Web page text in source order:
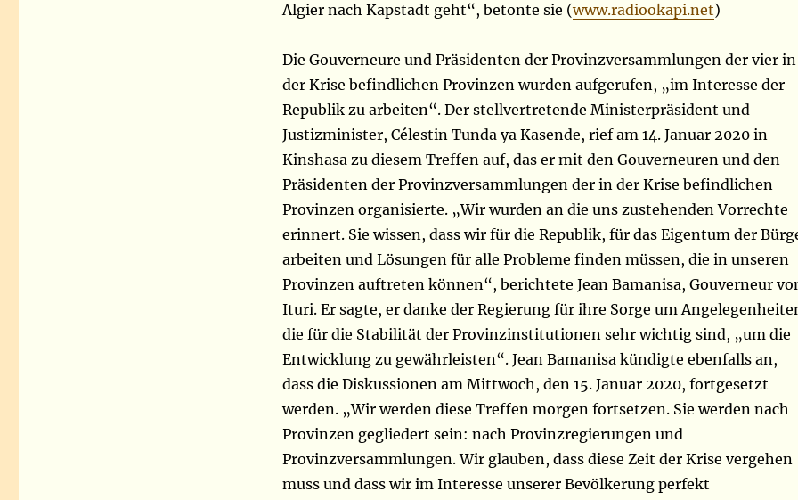
Algier nach Kapstadt geht“, betonte sie (www.radiookapi.net)
Die Gouverneure und Präsidenten der Provinzversammlungen der vier in
der Krise befindlichen Provinzen wurden aufgerufen, „im Interesse der
Republik zu arbeiten“. Der stellvertretende Ministerpräsident und
Justizminister, Célestin Tunda ya Kasende, rief am 14. Januar 2020 in
Kinshasa zu diesem Treffen auf, das er mit den Gouverneuren und den
Präsidenten der Provinzversammlungen der in der Krise befindlichen
Provinzen organisierte. „Wir wurden an die uns zustehenden Vorrechte
erinnert. Sie wissen, dass wir für die Republik, für das Eigentum der
arbeiten und Lösungen für alle Probleme finden müssen, die in unseren
Provinzen auftreten können“, berichtete Jean Bamanisa, Gouverneur
Ituri. Er sagte, er danke der Regierung für ihre Sorge um
die für die Stabilität der Provinzinstitutionen sehr wichtig sind, „um die
Entwicklung zu gewährleisten“. Jean Bamanisa kündigte ebenfalls an,
dass die Diskussionen am Mittwoch, den 15. Januar 2020, fortgesetzt
werden. „Wir werden diese Treffen morgen fortsetzen. Sie werden nach
Provinzen gegliedert sein: nach Provinzregierungen und
Provinzversammlungen. Wir glauben, dass diese Zeit der Krise vergehen
muss und dass wir im Interesse unserer Bevölkerung perfekt